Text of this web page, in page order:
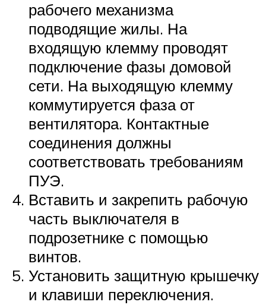
рабочего механизма
подводящие жилы. На
входящую клемму проводят
подключение фазы домовой
сети. На выходящую клемму
коммутируется фаза от
вентилятора. Контактные
соединения должны
соответствовать требованиям
ПУЭ.
Вставить и закрепить рабочую
часть выключателя в
подрозетнике с помощью
винтов.
Установить защитную крышечку
и клавиши переключения.